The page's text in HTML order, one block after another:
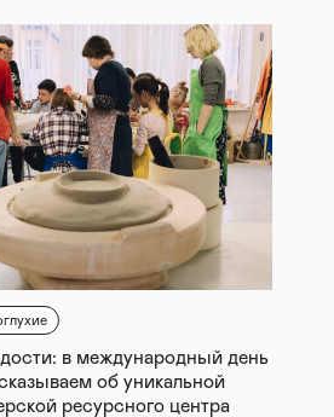
в международный день
об уникальной
ресурсного центра